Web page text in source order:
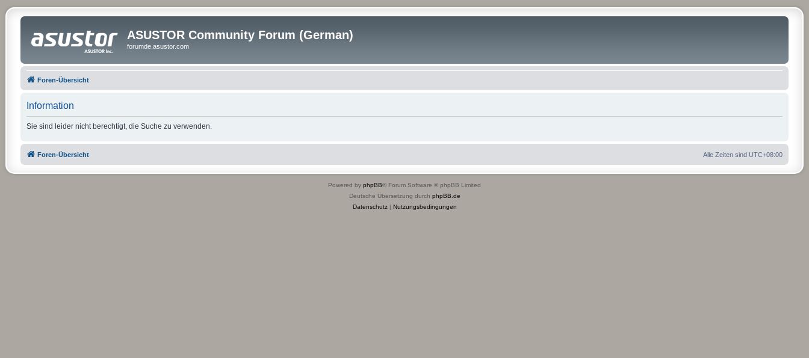
ASUSTOR Community Forum (German)
forumde.asustor.com
Foren-Übersicht
Information
Sie sind leider nicht berechtigt, die Suche zu verwenden.
Foren-Übersicht Alle Zeiten sind UTC+08:00
Powered by phpBB® Forum Software © phpBB Limited
Deutsche Übersetzung durch phpBB.de
Datenschutz| Nutzungsbedingungen